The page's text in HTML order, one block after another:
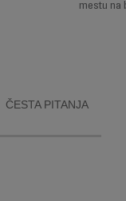
mestu na
ČESTA PITANJA